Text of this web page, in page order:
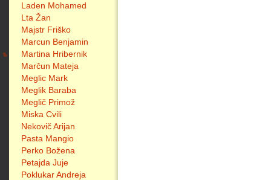
Laden Mohamed
Lta Žan
Majstr Friško
Marcun Benjamin
Martina Hribernik
Marčun Mateja
Meglic Mark
Meglik Baraba
Meglič Primož
Miska Cvili
Nekovič Arijan
Pasta Mangio
Perko Božena
Petajda Juje
Poklukar Andreja